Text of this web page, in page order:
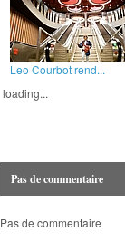
Leo Courbot rend...
loading...
Pas de commentaire
Pas de commentaire